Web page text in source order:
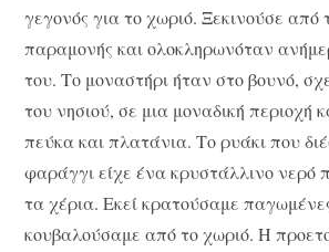
γεγονός για το χωριό. Ξεκινούσε από
παραμονής και ολοκληρωνόταν
του. Το μοναστήρι ήταν στο βουνό,
του νησιού, σε μια μοναδική περιοχή
πεύκα και πλατάνια. Το ρυάκι που
φαράγγι είχε ένα κρυστάλλινο νερό
τα χέρια. Εκεί κρατούσαμε
κουβαλούσαμε από το χωριό. Η